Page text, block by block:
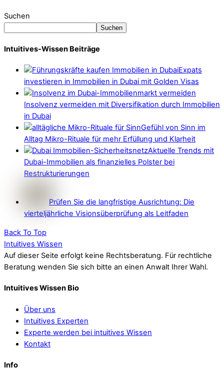
Suchen
Suchen
Intuitives-Wissen Beiträge
Expats
investieren in Immobilien in Dubai mit Golden Visas
Insolvenz vermeiden mit Diversifikation durch Immobilien
in Dubai
Gefühl von Sinn im
Alltag Mikro-Rituale für mehr Erfüllung und Klarheit
Aktuelle Trends mit
Dubai-Immobilien als finanzielles Polster bei
Restrukturierungen
Prüfen Sie die langfristige Ausrichtung: Die
vierteljährliche Visionsüberprüfung als Leitfaden
Back To Top
Intuitives Wissen
Auf dieser Seite erfolgt keine Rechtsberatung. Für rechtliche
Beratung wenden Sie sich bitte an einen Anwalt Ihrer Wahl.
Intuitives Wissen Bio
Über uns
Intuitives Experten
Experte werden bei intuitives Wissen
Kontakt
Info